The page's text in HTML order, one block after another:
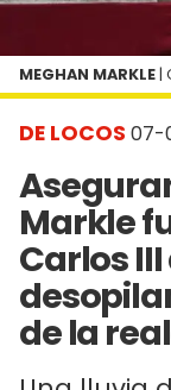
DE LOCOS 07-
Markle
Carlos
de la
MEGHAN MARKLE |